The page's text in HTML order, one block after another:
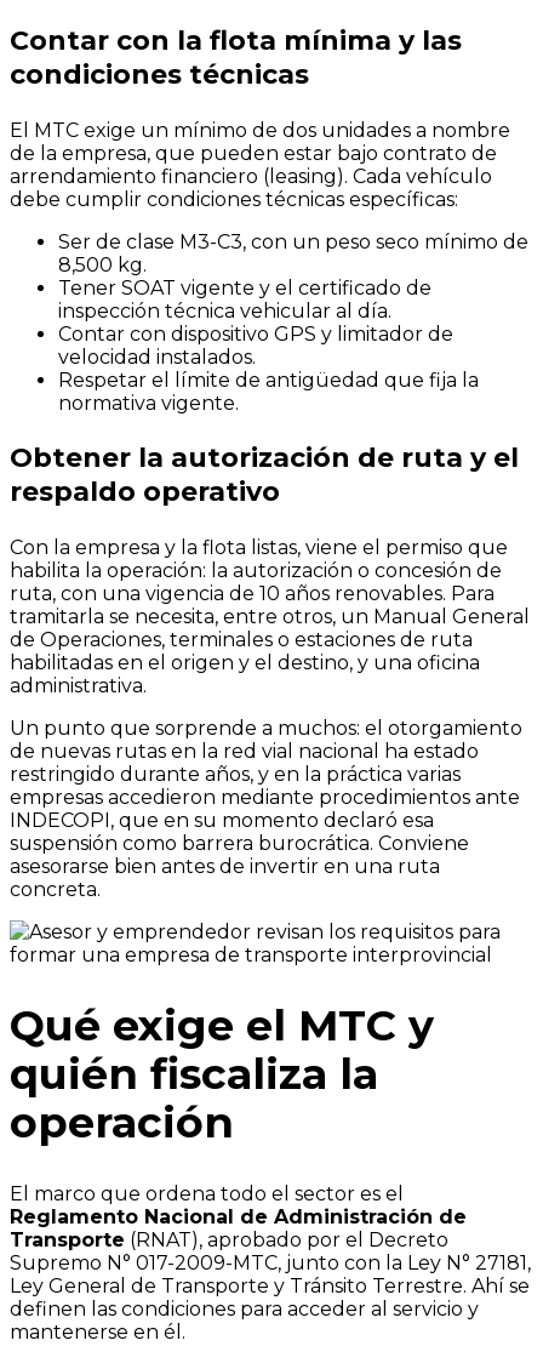
Contar con la flota mínima y las
condiciones técnicas
El MTC exige un mínimo de dos unidades a nombre
de la empresa, que pueden estar bajo contrato de
arrendamiento financiero (leasing). Cada vehículo
debe cumplir condiciones técnicas específicas:
Ser de clase M3-C3, con un peso seco mínimo de
8,500 kg.
Tener SOAT vigente y el certificado de
inspección técnica vehicular al día.
Contar con dispositivo GPS y limitador de
velocidad instalados.
Respetar el límite de antigüedad que fija la
normativa vigente.
Obtener la autorización de ruta y el
respaldo operativo
Con la empresa y la flota listas, viene el permiso que
habilita la operación: la autorización o concesión de
ruta, con una vigencia de 10 años renovables. Para
tramitarla se necesita, entre otros, un Manual General
de Operaciones, terminales o estaciones de ruta
habilitadas en el origen y el destino, y una oficina
administrativa.
Un punto que sorprende a muchos: el otorgamiento
de nuevas rutas en la red vial nacional ha estado
restringido durante años, y en la práctica varias
empresas accedieron mediante procedimientos ante
INDECOPI, que en su momento declaró esa
suspensión como barrera burocrática. Conviene
asesorarse bien antes de invertir en una ruta
concreta.
Qué exige el MTC y
quién fiscaliza la
operación
El marco que ordena todo el sector es el
Reglamento Nacional de Administración de
Transporte (RNAT), aprobado por el Decreto
Supremo N° 017-2009-MTC, junto con la Ley N° 27181,
Ley General de Transporte y Tránsito Terrestre. Ahí se
definen las condiciones para acceder al servicio y
mantenerse en él.